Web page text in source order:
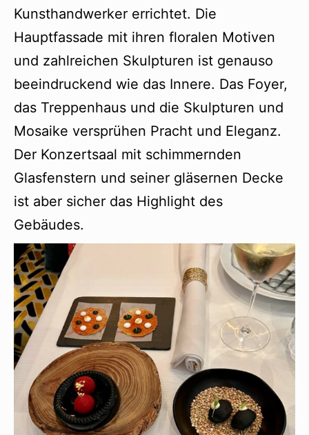
Kunsthandwerker errichtet. Die
Hauptfassade mit ihren floralen Motiven
und zahlreichen Skulpturen ist genauso
beeindruckend wie das Innere. Das Foyer,
das Treppenhaus und die Skulpturen und
Mosaike versprühen Pracht und Eleganz.
Der Konzertsaal mit schimmernden
Glasfenstern und seiner gläsernen Decke
ist aber sicher das Highlight des
Gebäudes.